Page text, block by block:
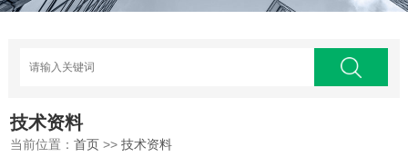
技术资料
当前位置：首页 >>技术资料